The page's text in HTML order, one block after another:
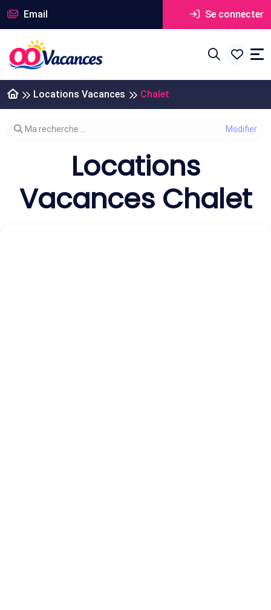
Email Se connecter
Locations Vacances Chalet
Modifier votre recherche
Ma recherche ...
Locations
Vacances Chalet